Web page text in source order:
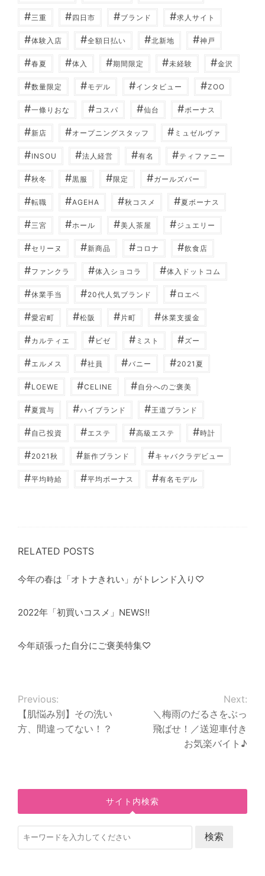
#三重 #四日市 #ブランド #求人サイト
#体験入店 #全額日払い #北新地 #神戸
#春夏 #体入 #期間限定 #未経験 #金沢
#数量限定 #モデル #インタビュー #ZOO
#一條りおな # コスパ #仙台 #ボーナス
#新店 #オープニングスタッフ # ミュゼルヴァ
#INSOU #法人経営 #有名 #ティファニー
#秋冬 #黒服 #限定 #ガールズバー
#転職 #AGEHA #秋コスメ #夏ボーナス
#三宮 #ホール #美人茶屋 #ジュエリー
#セリーヌ #新商品 # コロナ #飲食店
#ファンクラ #体入ショコラ #体入ドットコム
#休業手当 #20代人気ブランド # ロエベ
#愛宕町 #松阪 # 片町 #休業支援金
#カルティエ # ビゼ # ミスト # ズー
#エルメス #社員 #バニー #2021夏
#LOEWE #CELINE #自分へのご褒美
#夏賞与 #ハイブランド #王道ブランド
#自己投資 #エステ #高級エステ #時計
#2021秋 #新作ブランド #キャバクラデビュー
#平均時給 #平均ボーナス #有名モデル
RELATED POSTS
今年の春は「オトナきれい」がトレンド入り♡
2022年「初買いコスメ」NEWS‼
今年頑張った自分にご褒美特集♡
Previous:
【肌悩み別】その洗い
方、間違ってない！？
Next:
＼梅雨のだるさをぶっ
飛ばせ！／送迎車付き
お気楽バイト♪
サイト内検索